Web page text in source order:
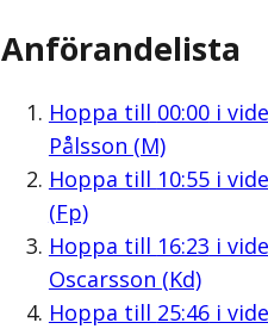
Anförandelista
Hoppa till 00:00i
Pålsson (M)
Hoppa till 10:55i
(Fp)
Hoppa till 16:23 i
Oscarsson (Kd)
Hoppa till 25:46i